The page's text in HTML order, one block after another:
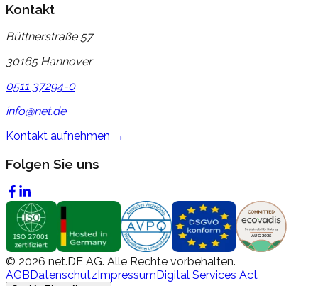
Kontakt
Büttnerstraße 57
30165 Hannover
0511 37294-0
info@net.de
Kontakt aufnehmen →
Folgen Sie uns
© 2026 net.DE AG. Alle Rechte vorbehalten.
AGBDatenschutzImpressumDigital Services Act